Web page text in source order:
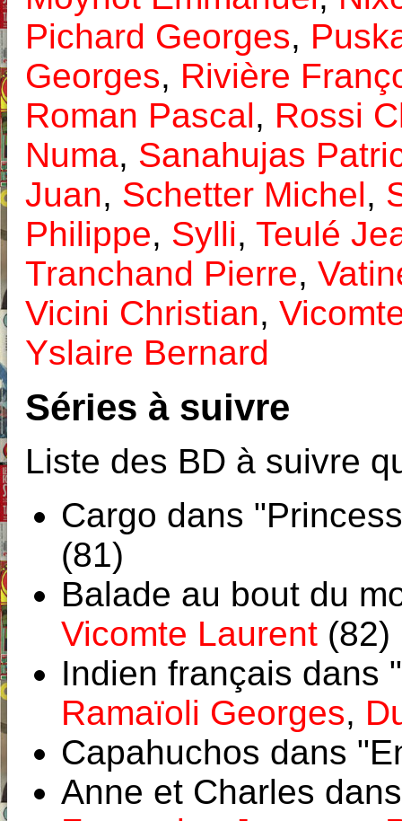
Pichard Georges,
Georges, Rivière
Roman Pascal, Rossi
Numa, Sanahujas
Juan, Schetter Michel,
Philippe, Sylli, Teulé
Tranchand Pierre,
Vicini Christian,
Yslaire Bernard
Séries à suivre
Liste des BD à suivre
Cargo dans
(81)
Balade au bout du
Vicomte Laurent (82)
Indien français dans
Ramaïoli Georges,
Capahuchos dans
Anne et Charles